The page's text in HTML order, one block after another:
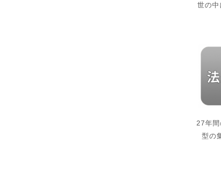
世の
27年
型の